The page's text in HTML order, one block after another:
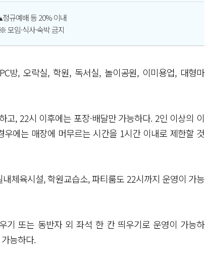
정규예배 등 20% 이내
※ 모임·식사·숙박 금지
방, 오락실, 학원, 독서실, 놀이공원, 이미용업, 대형마
고, 22시 이후에는 포장·배달만 가능하다. 2인 이상의 이
우에는 매장에 머무르는 시간을 1시간 이내로 제한할 것
체육시설, 학원교습소, 파티룸도 22시까지 운영이 가능
기 또는 동반자 외 좌석 한 칸 띄우기로 운영이 가능하
능하다.